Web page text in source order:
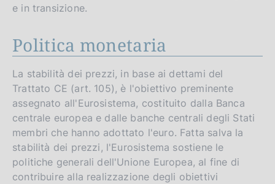
e in transizione.
Politica monetaria
La stabilità dei prezzi, in base ai dettami del
Trattato CE (art. 105), è l'obiettivo preminente
assegnato all'Eurosistema, costituito dalla Banca
centrale europea e dalle banche centrali degli Stati
membri che hanno adottato l'euro. Fatta salva la
stabilità dei prezzi, l'Eurosistema sostiene le
politiche generali dell'Unione Europea, al fine di
contribuire alla realizzazione degli obiettivi